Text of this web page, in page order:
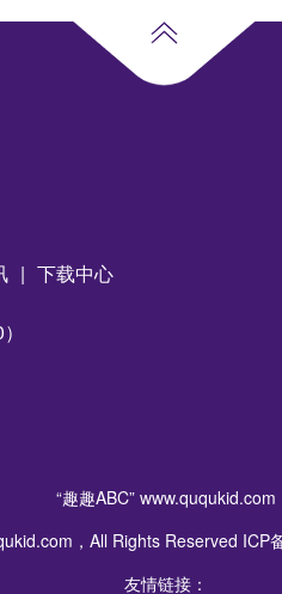
| 下载中心
“趣趣ABC”www.ququkid.com
，All Rights Reserved ICP
友情链接：